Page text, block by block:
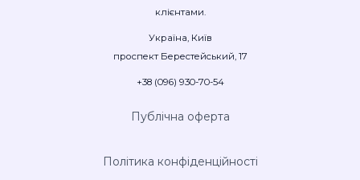
клієнтами.
Україна, Київ
проспект Берестейський, 17
+38 (096) 930-70-54
Публічна оферта
Політика конфіденційності